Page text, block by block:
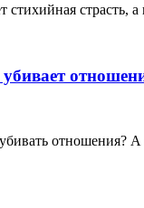
отношения?